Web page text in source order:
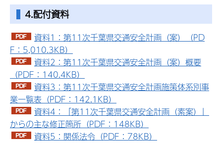
4.配付資料
資料1：第11次千葉県交通安全計画（案）（PD
F：5,010.3KB）
資料2：第11次千葉県交通安全計画（案）概要
（PDF：140.4KB）
資料3：第11次千葉県交通安全計画施策体系別事
業一覧表（PDF：142.1KB）
資料4：「第11次千葉県交通安全計画（素案）」
からの主な修正箇所（PDF：148KB）
資料5：関係法令（PDF：78KB）